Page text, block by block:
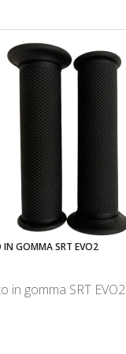
GOMMA SRT EVO2
in gomma SRT EVO2